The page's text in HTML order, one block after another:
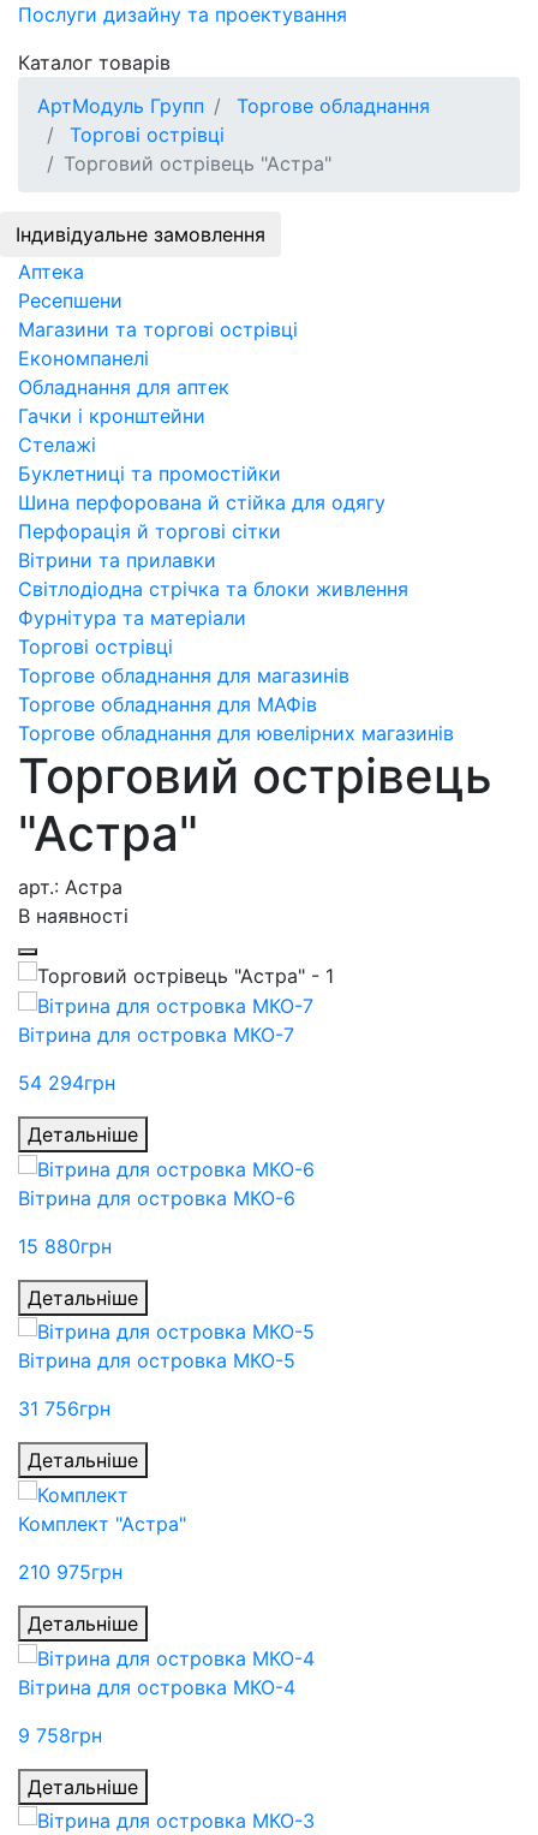
Послуги дизайну та проектування
Каталог товарів
АртМодуль Групп
Торгове обладнання
Торгові острівці
Торговий острівець "Астра"
Індивідуальне замовлення
Аптека
Ресепшени
Магазини та торгові острівці
Економпанелі
Обладнання для аптек
Гачки і кронштейни
Стелажі
Буклетниці та промостійки
Шина перфорована й стійка для одягу
Перфорація й торгові сітки
Вітрини та прилавки
Світлодіодна стрічка та блоки живлення
Фурнітура та матеріали
Торгові острівці
Торгове обладнання для магазинів
Торгове обладнання для МАФів
Торгове обладнання для ювелірних магазинів
Торговий острівець
"Астра"
арт.: Астра
В наявності
Вітрина для островка МКО-7
54 294грн
Детальніше
Вітрина для островка МКО-6
15 880грн
Детальніше
Вітрина для островка МКО-5
31 756грн
Детальніше
Комплект "Астра"
210 975грн
Детальніше
Вітрина для островка МКО-4
9 758грн
Детальніше